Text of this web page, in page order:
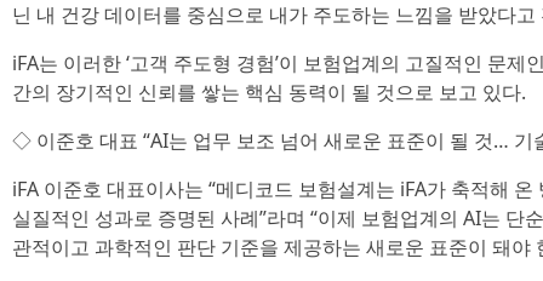
닌 내 건강 데이터를 중심으로 내가 주도하는 느낌을 받았다고
iFA는 이러한 ‘고객 주도형 경험’이 보험업계의 고질적인 문
간의 장기적인 신뢰를 쌓는 핵심 동력이 될 것으로 보고 있다.
◇ 이준호 대표 “AI는 업무 보조 넘어 새로운 표준이 될 것… 기
iFA 이준호 대표이사는 “메디코드 보험설계는 iFA가 축적해
실질적인 성과로 증명된 사례”라며 “이제 보험업계의 AI는 단
관적이고 과학적인 판단 기준을 제공하는 새로운 표준이 돼야